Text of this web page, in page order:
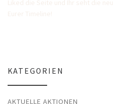
KATEGORIEN
AKTUELLE AKTIONEN